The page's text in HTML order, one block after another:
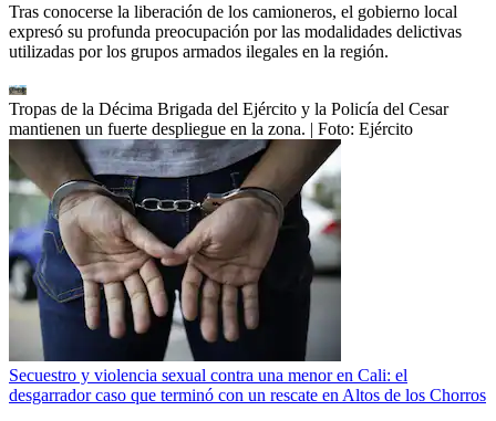
Tras conocerse la liberación de los camioneros, el gobierno local
expresó su profunda preocupación por las modalidades delictivas
utilizadas por los grupos armados ilegales en la región.
Tropas de la Décima Brigada del Ejército y la Policía del Cesar
mantienen un fuerte despliegue en la zona. | Foto: Ejército
Secuestro y violencia sexual contra una menor en Cali: el
desgarrador caso que terminó con un rescate en Altos de los Chorros